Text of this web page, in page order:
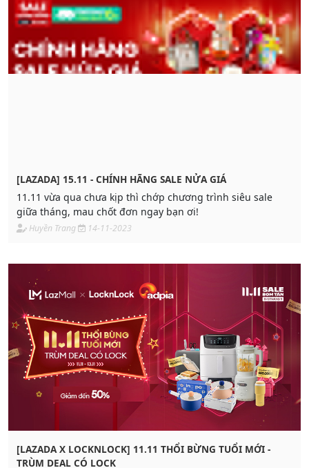
[LAZADA] 15.11 - CHÍNH HÃNG SALE NỬA GIÁ
11.11 vừa qua chưa kịp thì chớp chương trình siêu sale
giữa tháng, mau chốt đơn ngay bạn ơi!
Huyền Trang 14-11-2023
[LAZADA X LOCKNLOCK] 11.11 THỔI BỪNG TUỔI MỚI -
TRÙM DEAL CÓ LOCK